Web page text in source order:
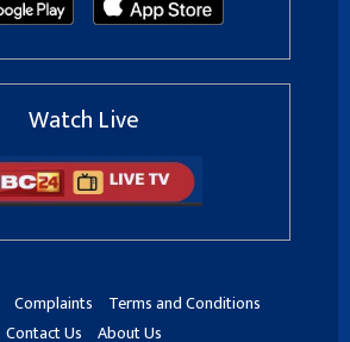
Watch Live
Complaints
Terms and Conditions
Contact Us
About Us